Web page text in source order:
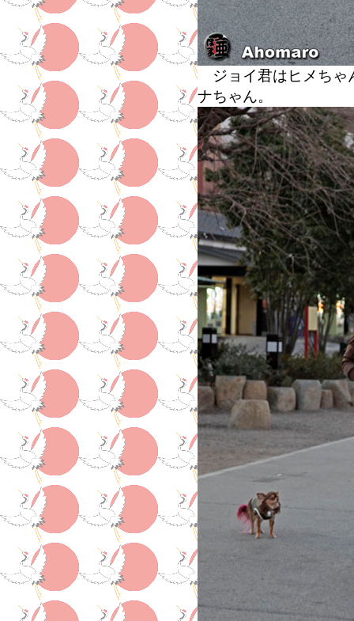
ジョイ君はヒメちゃ
ナちゃん。